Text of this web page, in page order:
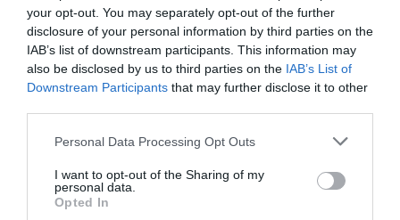
your opt-out. You may separately opt-out of the further
disclosure of your personal information by third parties on the
IAB’s list of downstream participants. This information may
also be disclosed by us to third parties on the IAB’s List of
Downstream Participants that may further disclose it to other
Please note that this website/app uses one or more Google
not limited to your visit or usage behaviour. You may click to
grant or deny consent to Google and its third-party tags to
use your data for below specified purposes in below Google
Personal Data Processing Opt Outs
I want to opt-out of the Sharing of my
personal data.
Opted In
sem a Modern Városok Program (MVP),
sem az uniós TOP-pályázatok keretében,
bár az is igaz, hogy a 2016-ban elnyert MVP-
támogatások a 2021-es építőipari árak mellett
a töredékét sem fedezik a tervezett
beruházásoknak. Emiatt arról tárgyalnak a
kormánnyal, hogy vagy emeljék a támogatási
összeget, vagy pedig csökkentett műszaki